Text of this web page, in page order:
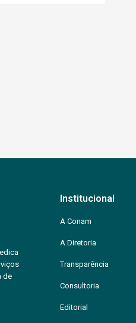
de
Institucional
A Conam
A Diretoria
Transparência
Consultoria
Editorial